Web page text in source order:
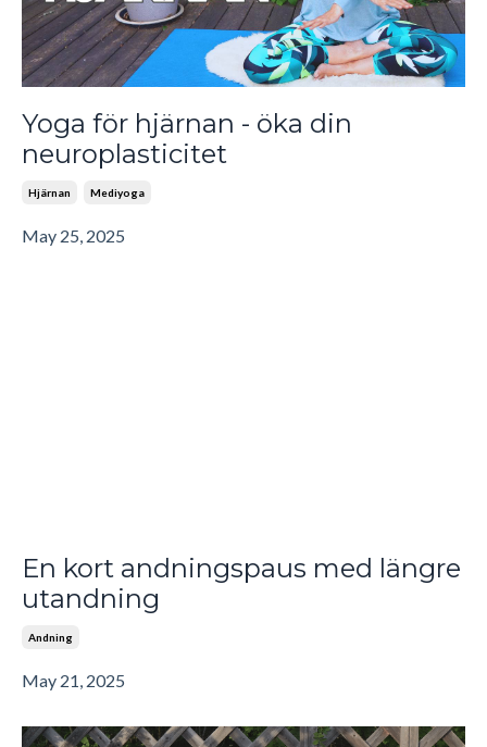
Yoga för hjärnan - öka din
neuroplasticitet
Hjärnan Mediyoga
May 25, 2025
En kort andningspaus med längre
utandning
Andning
May 21, 2025